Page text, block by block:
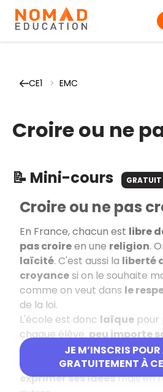
CE1 > EMC
Croire ou ne
📝 Mini-cours GRATUIT
JE M’INSCRIS
GRATUITEMENT À
Croire ou ne pas
En France, chacun est libre
pas croireen une religion.
laïcité. C'est aussi la liberté
croyancesi on le souhaite
comme on veut dans le
de la loi.
L'école est donc laïque
chaque élève, peu importe
recevoir les mêmes
libre d'avoir son opinionet
exprimer ses idéesmais en